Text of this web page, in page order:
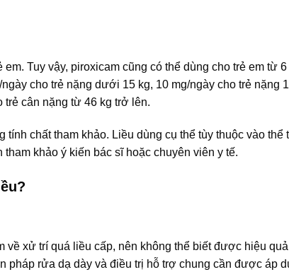
Tuy vậy, piroxicam cũng có thể dùng cho trẻ em từ
cho trẻ nặng dưới 15 kg, 10 mg/ngày cho trẻ nặng
trẻ cân nặng từ 46 kg trở lên.
tính chất tham khảo. Liều dùng cụ thể tùy thuộc vào
khảo ý kiến bác sĩ hoặc chuyên viên y tế.
về xử trí quá liều cấp, nên không thể biết được hiệu
pháp rửa dạ dày và điều trị hỗ trợ chung cần được áp